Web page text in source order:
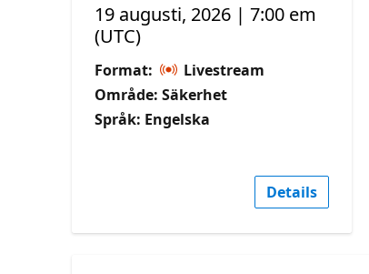
19 augusti, 2026 | 7:00 em
(UTC)
Format:
Livestream
Område: Säkerhet
Språk: Engelska
Details